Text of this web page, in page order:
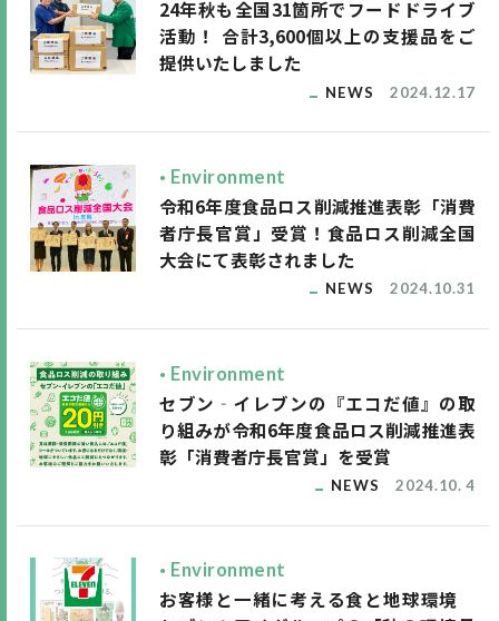
24年秋も全国31箇所でフードドライブ
活動！ 合計3,600個以上の支援品をご
提供いたしました
NEWS 2024.12.17
Environment
令和6年度食品ロス削減推進表彰「消費
者庁長官賞」受賞！食品ロス削減全国
大会にて表彰されました
NEWS 2024.10.31
Environment
セブン‐イレブンの『エコだ値』の取
り組みが令和6年度食品ロス削減推進表
彰「消費者庁長官賞」を受賞
NEWS 2024.10. 4
Environment
お客様と一緒に考える食と地球環境